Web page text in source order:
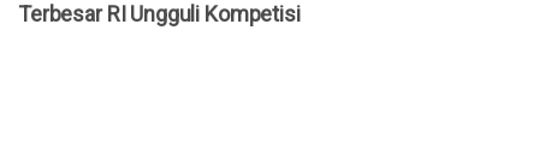
Terbesar RI Ungguli Kompetisi